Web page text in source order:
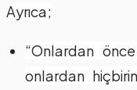
Ayrıca;
“Onlardan
onlardan